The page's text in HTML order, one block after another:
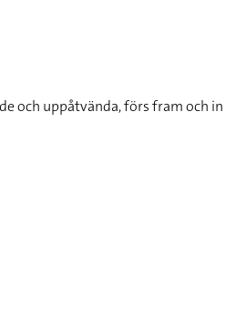
och uppåtvända, förs fram och in